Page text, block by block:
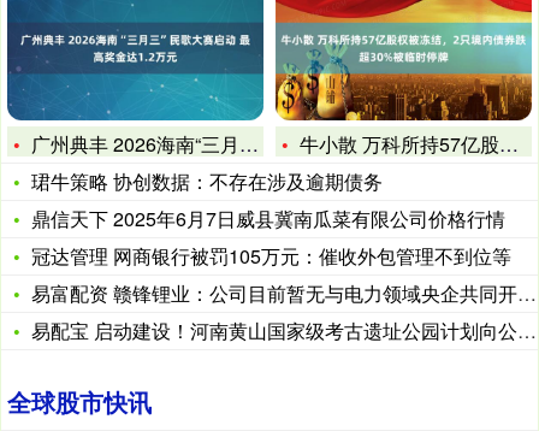
广州典丰 2026海南“三月三”民歌大赛启动&#32
牛小散 万科所持57亿股权被冻结，2只境内债券跌超30%被临
珺牛策略 协创数据：不存在涉及逾期债务
鼎信天下 2025年6月7日威县冀南瓜菜有限公司价格行情
冠达管理 网商银行被罚105万元：催收外包管理不到位等
易富配资 赣锋锂业：公司目前暂无与电力领域央企共同开发锂矿的
易配宝 启动建设！河南黄山国家级考古遗址公园计划向公众开放！
全球股市快讯